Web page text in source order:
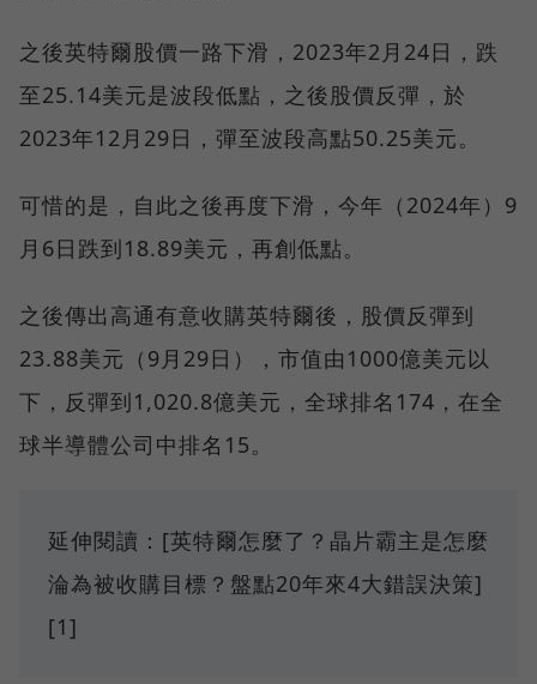
之後英特爾股價一路下滑，2023年2月24日，跌
至25.14美元是波段低點，之後股價反彈，於
2023年12月29日，彈至波段高點50.25美元。
可惜的是，自此之後再度下滑，今年（2024年）9
月6日跌到18.89美元，再創低點。
之後傳出高通有意收購英特爾後，股價反彈到
23.88美元（9月29日），市值由1000億美元以
下，反彈到1,020.8億美元，全球排名174，在全
球半導體公司中排名15。
延伸閱讀：[英特爾怎麼了？晶片霸主是怎麼
淪為被收購目標？盤點20年來4大錯誤決策]
[1]